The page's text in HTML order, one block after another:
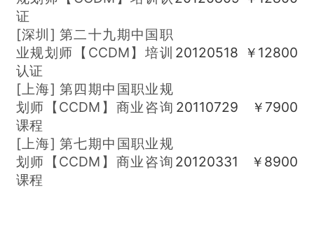
证
[深圳]第二十九期中国职
业规划师【CCDM】培训
认证
20120518 ￥12800
[上海]第四期中国职业规
划师【CCDM】商业咨询
课程
20110729 ￥7900
[上海]第七期中国职业规
划师【CCDM】商业咨询
课程
20120331 ￥8900